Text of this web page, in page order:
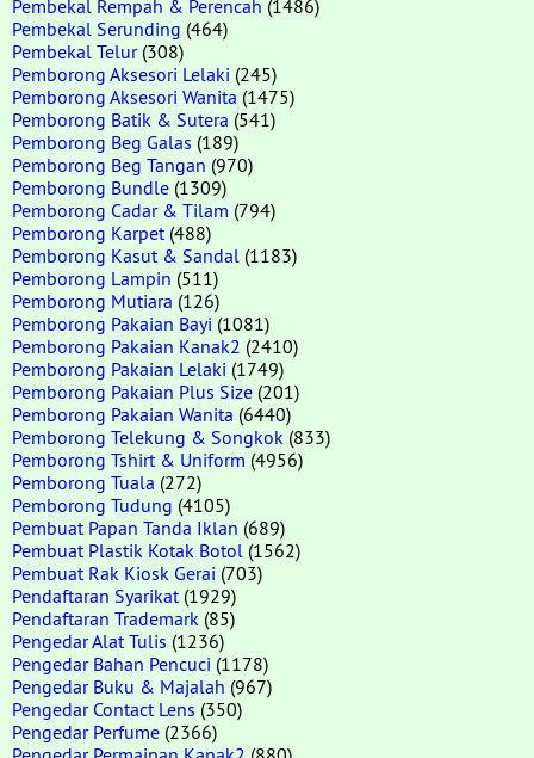
Pembekal Rempah & Perencah (1486)
Pembekal Serunding (464)
Pembekal Telur(308)
Pemborong Aksesori Lelaki (245)
Pemborong Aksesori Wanita (1475)
Pemborong Batik & Sutera (541)
Pemborong Beg Galas (189)
Pemborong Beg Tangan (970)
Pemborong Bundle (1309)
Pemborong Cadar & Tilam (794)
Pemborong Karpet (488)
Pemborong Kasut & Sandal (1183)
Pemborong Lampin (511)
Pemborong Mutiara (126)
Pemborong Pakaian Bayi (1081)
Pemborong Pakaian Kanak2 (2410)
Pemborong Pakaian Lelaki (1749)
Pemborong Pakaian Plus Size (201)
Pemborong Pakaian Wanita (6440)
Pemborong Telekung & Songkok (833)
Pemborong Tshirt & Uniform (4956)
Pemborong Tuala (272)
Pemborong Tudung (4105)
Pembuat Papan Tanda Iklan (689)
Pembuat Plastik Kotak Botol (1562)
Pembuat Rak Kiosk Gerai (703)
Pendaftaran Syarikat (1929)
Pendaftaran Trademark (85)
Pengedar Alat Tulis (1236)
Pengedar Bahan Pencuci (1178)
Pengedar Buku & Majalah (967)
Pengedar Contact Lens (350)
Pengedar Perfume (2366)